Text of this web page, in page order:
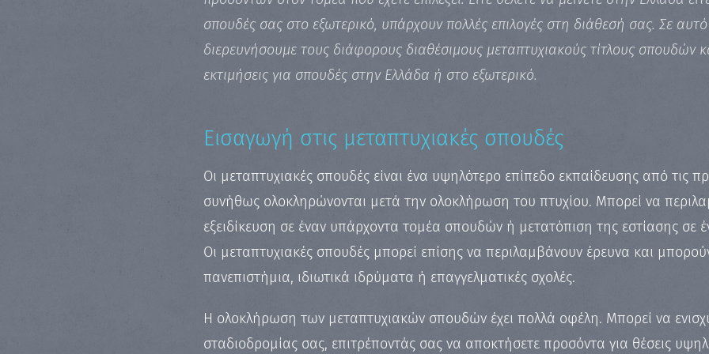
σπουδές σας στο εξωτερικό, υπάρχουν πολλές επιλογές στη διάθεσή σας. Σε
διερευνήσουμε τους διάφορους διαθέσιμους μεταπτυχιακούς τίτλους σπουδών
εκτιμήσεις για σπουδές στην Ελλάδα ή στο εξωτερικό.
Εισαγωγή στις μεταπτυχιακές σπουδές
Οι μεταπτυχιακές σπουδές είναι ένα υψηλότερο επίπεδο εκπαίδευσης από τις
συνήθως ολοκληρώνονται μετά την ολοκλήρωση του πτυχίου. Μπορεί να
εξειδίκευση σε έναν υπάρχοντα τομέα σπουδών ή μετατόπιση της εστίασης σε
Οι μεταπτυχιακές σπουδές μπορεί επίσης να περιλαμβάνουν έρευνα και
πανεπιστήμια, ιδιωτικά ιδρύματα ή επαγγελματικές σχολές.
Η ολοκλήρωση των μεταπτυχιακών σπουδών έχει πολλά οφέλη. Μπορεί να
σταδιοδρομίας σας, επιτρέποντάς σας να αποκτήσετε προσόντα για θέσεις